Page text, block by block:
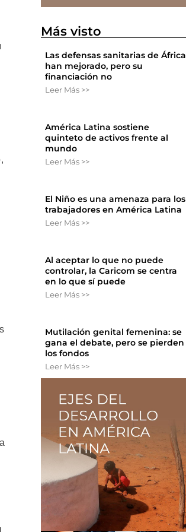
Más visto
Las defensas sanitarias de África
han mejorado, pero su
financiación no
Leer Más >>
América Latina sostiene
quinteto de activos frente al
mundo
Leer Más >>
El Niño es una amenaza para los
trabajadores en América Latina
Leer Más >>
Al aceptar lo que no puede
controlar, la Caricom se centra
en lo que sí puede
Leer Más >>
Mutilación genital femenina: se
gana el debate, pero se pierden
los fondos
Leer Más >>